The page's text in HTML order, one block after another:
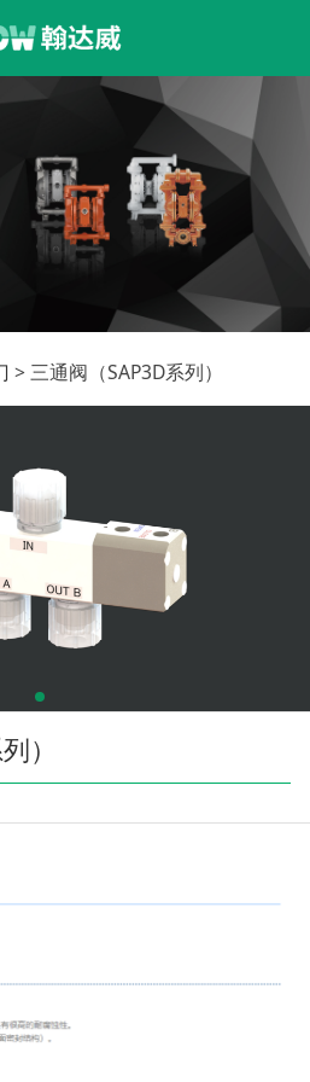
系列）
>三通阀（SAP3D系列）
）